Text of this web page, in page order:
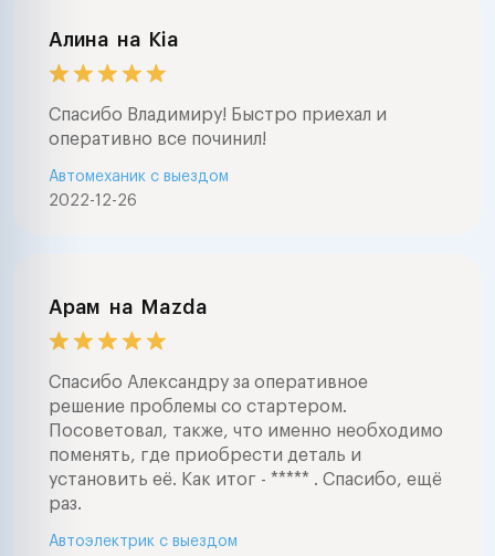
Алина на Kia
Спасибо Владимиру! Быстро приехал и
оперативно все починил!
2022-12-26
Автомеханик с выездом
Арам на Mazda
Спасибо Александру за оперативное
решение проблемы со стартером.
Посоветовал, также, что именно необходимо
поменять, где приобрести деталь и
установить её. Как итог - ***** . Спасибо, ещё
раз.
Автоэлектрик с выездом